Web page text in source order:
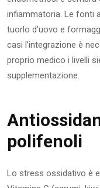
infiammatoria. Le fonti
tuorlo d’uovo e
casi l’integrazione è
proprio medico i livelli
supplementazione.
polifenoli
Lo stress ossidativo è